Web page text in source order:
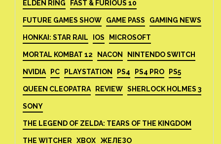
ELDEN RING FAST & FURIOUS 10
FUTURE GAMES SHOW GAME PASS GAMING NEWS
HONKAI: STAR RAIL IOS MICROSOFT
MORTAL KOMBAT 12 NACON NINTENDO SWITCH
NVIDIA PC PLAYSTATION PS4 PS4 PRO PS5
QUEEN CLEOPATRA REVIEW SHERLOCK HOLMES 3
SONY
THE LEGEND OF ZELDA: TEARS OF THE KINGDOM
THE WITCHER XBOX ЖЕЛЕЗО